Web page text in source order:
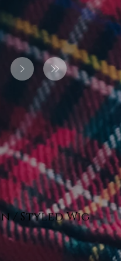
/ Styled Wig